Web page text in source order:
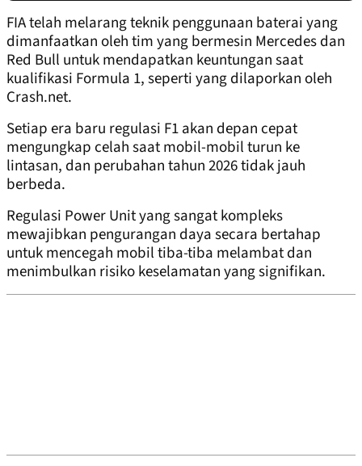
FIA telah melarang teknik penggunaan baterai yang
dimanfaatkan oleh tim yang bermesin Mercedes dan
Red Bull untuk mendapatkan keuntungan saat
kualifikasi Formula 1, seperti yang dilaporkan oleh
Crash.net.
Setiap era baru regulasi F1 akan depan cepat
mengungkap celah saat mobil-mobil turun ke
lintasan, dan perubahan tahun 2026 tidak jauh
berbeda.
Regulasi Power Unit yang sangat kompleks
mewajibkan pengurangan daya secara bertahap
untuk mencegah mobil tiba-tiba melambat dan
menimbulkan risiko keselamatan yang signifikan.